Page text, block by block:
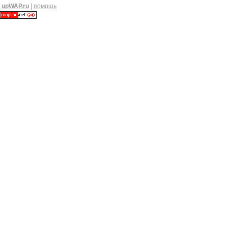
upWAP.ru помощь